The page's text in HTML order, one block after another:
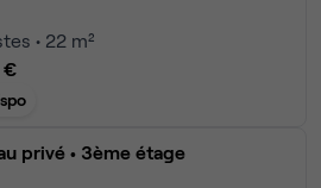
• 22 m²
€
privé • 3ème étage